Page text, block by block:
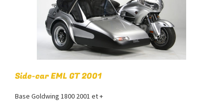
Side-car EML GT 2001
Base Goldwing 1800 2001 et +